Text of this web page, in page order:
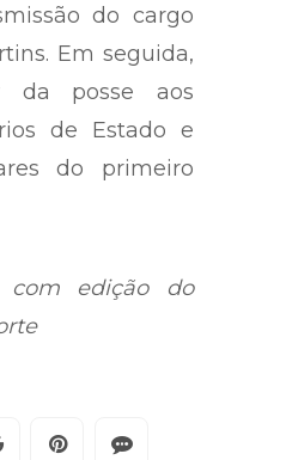
do cargo
Em seguida,
da posse aos
de Estado e
do primeiro
edição do